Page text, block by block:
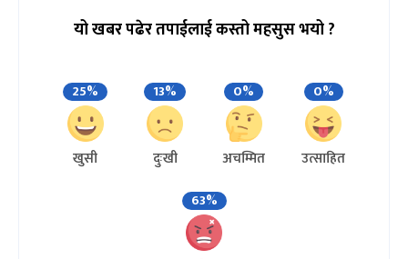
यो खबर पढेर तपाईलाई कस्तो महसुस भयो ?
25%
खुसी
13%
दुःखी
0%
अचम्मित
0%
उत्साहित
63%